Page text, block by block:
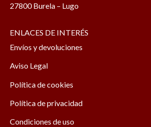
27800 Burela – Lugo
ENLACES DE INTERÉS
Envíos y devoluciones
Aviso Legal
Política de cookies
Política de privacidad
Condiciones de uso